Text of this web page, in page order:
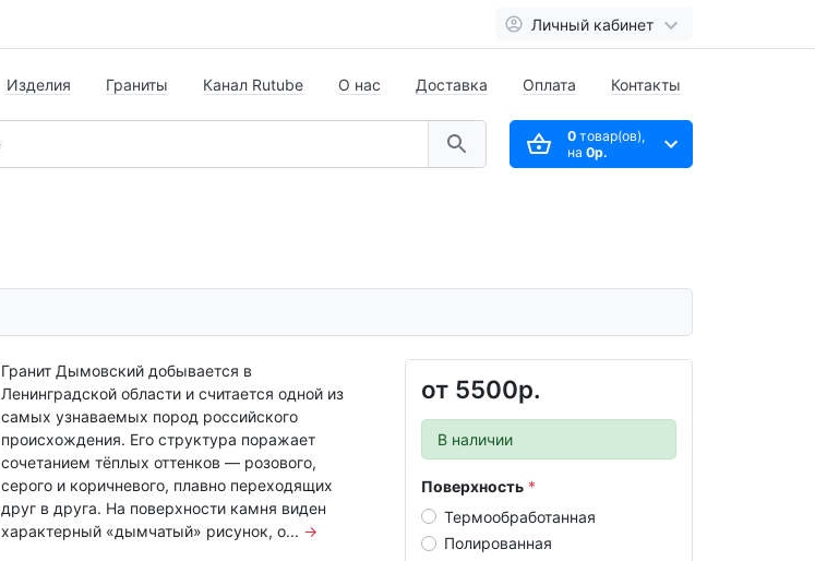
Личный кабинет
Изделия Граниты Канал Rutube О нас Доставка Оплата Контакты
0товар(ов),
на 0р.
от 5500р.
В наличии
Поверхность
Термообработанная
Полированная
Гранит Дымовский добывается в
Ленинградской области и считается одной из
самых узнаваемых пород российского
происхождения. Его структура поражает
сочетанием тёплых оттенков — розового,
серого и коричневого, плавно переходящих
друг в друга. На поверхности камня виден
характерный «дымчатый» рисунок, о... →